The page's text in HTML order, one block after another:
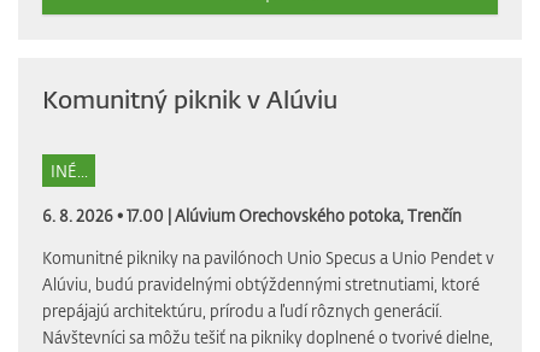
Komunitný piknik v Alúviu
INÉ...
6. 8. 2026 • 17.00 |Alúvium Orechovského potoka, Trenčín
Komunitné pikniky na pavilónoch Unio Specus a Unio Pendet v
Alúviu, budú pravidelnými obtýždennými stretnutiami, ktoré
prepájajú architektúru, prírodu a ľudí rôznych generácií.
Návštevníci sa môžu tešiť na pikniky doplnené o tvorivé dielne,